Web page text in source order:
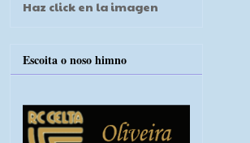
Haz click en la imagen
Escoita o noso himno